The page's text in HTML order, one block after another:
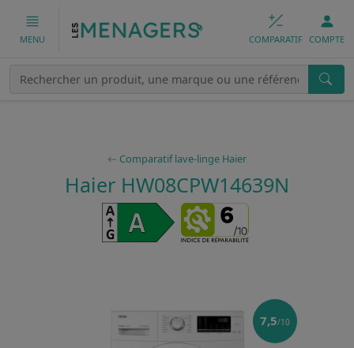
MENU COMPARATIF COMPTE
Comparatif lave-linge Haier
Haier HW08CPW14639N
7,5/10